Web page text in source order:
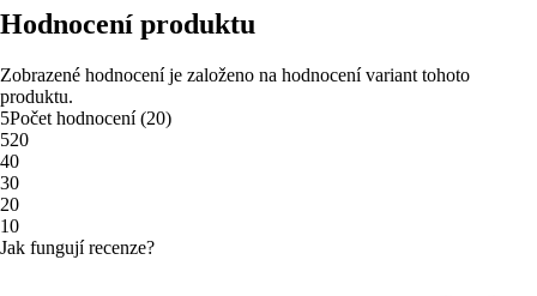
Hodnocení produktu
Zobrazené hodnocení je založeno na hodnocení variant tohoto
produktu.
5Počet hodnocení(20)
520
40
30
20
10
Jak fungují recenze?